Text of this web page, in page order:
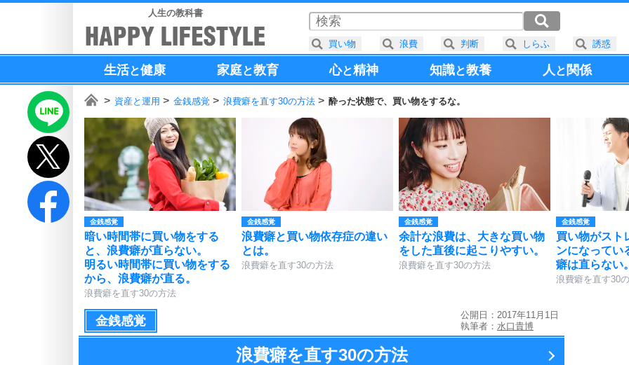
人生の教科書
生活と健康 家庭と教育 心と精神 知識と教養 人と 関係
資産と運用 金銭感覚 浪費癖を直す30の方法 酔った状態で、買い物をするな。
金銭感覚
暗い時間帯に買い物をする
と、浪費癖が直らない。
明るい時間帯に買い物をする
から、浪費癖が直る。
浪費癖を直す30の方法
金銭感覚
浪費癖と買い物依存症の違い
とは。
浪費癖を直す30の方法
金銭感覚
余計な浪費は、大きな買い物
をした直後に起こりやすい。
浪費癖を直す30の方法
金銭感覚
買い物がスト
ンになってい
癖は直らない。
浪費癖を直す30
金銭感覚
公開日：2017年11月1日
執筆者： 水口貴博
浪費癖を直す30の方法
買い物 浪費 判断 しらふ 誘惑